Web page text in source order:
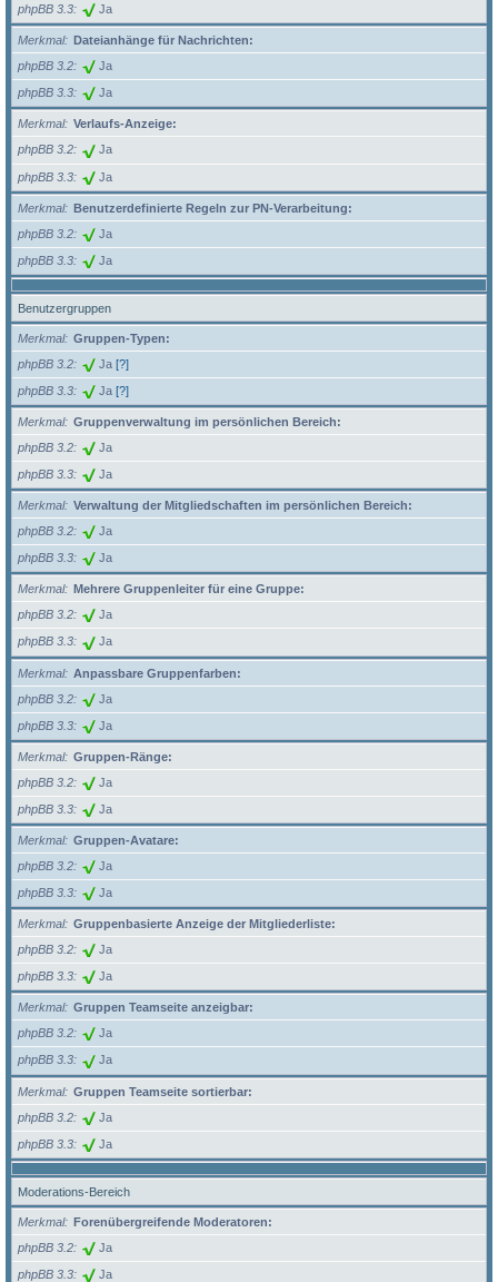
phpBB 3.3 Ja
Merkmal
Dateianhänge für Nachrichten:
phpBB 3.2
Ja
phpBB 3.3 Ja
Merkmal
Verlaufs-Anzeige:
phpBB 3.2
Ja
phpBB 3.3 Ja
Merkmal
Benutzerdefinierte Regeln zur PN-Verarbeitung:
phpBB 3.2
Ja
phpBB 3.3 Ja
Benutzergruppen
Merkmal
Gruppen-Typen:
phpBB 3.2
Ja [?]
phpBB 3.3 Ja [?]
Merkmal
Gruppenverwaltung im persönlichen Bereich:
phpBB 3.2
Ja
phpBB 3.3 Ja
Merkmal
Verwaltung der Mitgliedschaften im persönlichen Bereich:
phpBB 3.2
Ja
phpBB 3.3 Ja
Merkmal
Mehrere Gruppenleiter für eine Gruppe:
phpBB 3.2
Ja
phpBB 3.3 Ja
Merkmal
Anpassbare Gruppenfarben:
phpBB 3.2
Ja
phpBB 3.3 Ja
Merkmal
Gruppen-Ränge:
phpBB 3.2
Ja
phpBB 3.3 Ja
Merkmal
Gruppen-Avatare:
phpBB 3.2
Ja
phpBB 3.3 Ja
Merkmal
Gruppenbasierte Anzeige der Mitgliederliste:
phpBB 3.2
Ja
phpBB 3.3 Ja
Merkmal
Gruppen Teamseite anzeigbar:
phpBB 3.2
Ja
phpBB 3.3 Ja
Merkmal
Gruppen Teamseite sortierbar:
phpBB 3.2
Ja
phpBB 3.3 Ja
Moderations-Bereich
Merkmal
Forenübergreifende Moderatoren:
phpBB 3.2
Ja
phpBB 3.3 Ja